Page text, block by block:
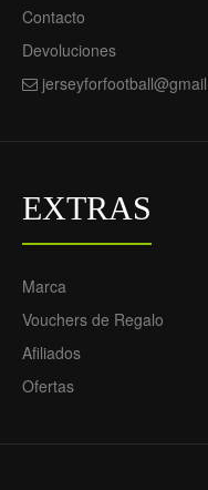
Contacto
Devoluciones
EXTRAS
Marca
Vouchers de Regalo
Afiliados
Ofertas